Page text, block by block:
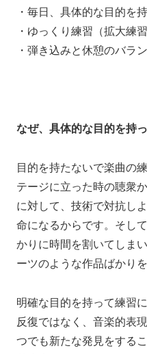
・毎日、具体的な目的を
・ゆっくり練習（拡大練
・弾き込みと休憩のバラ
なぜ、具体的な目的を持
目的を持たないで楽曲の
テージに立った時の聴衆
に対して、技術で対抗し
命になるからです。 そし
かりに時間を割いてしま
ーツのような作品ばかり
明確な目的を持って練習
反復ではなく、音楽的表
つでも新たな発見をする